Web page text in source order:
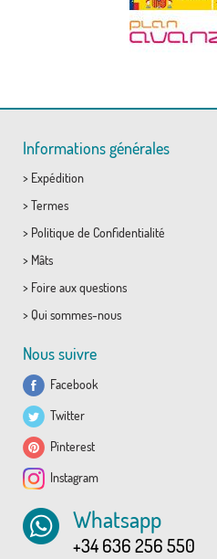
Informations générales
> Expédition
> Termes
> Politique de Confidentialité
> Mâts
> Foire aux questions
> Qui sommes-nous
Nous suivre
Facebook
Twitter
Pinterest
Instagram
Whatsapp
+34 636 256 550